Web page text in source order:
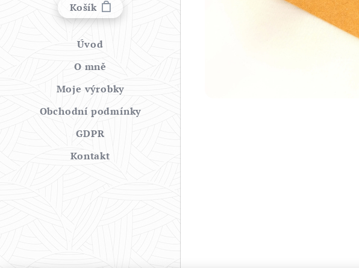
Košík
Úvod
O mně
Moje výrobky
Obchodní podmínky
GDPR
Kontakt